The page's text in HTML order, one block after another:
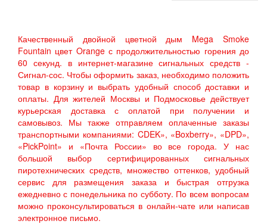
Качественный двойной цветной дым Mega Smoke
Fountain цвет Orange с продолжительностью горения до
60 секунд. в интернет-магазине сигнальных средств -
Сигнал-сос. Чтобы оформить заказ, необходимо положить
товар в корзину и выбрать удобный способ доставки и
оплаты. Для жителей Москвы и Подмосковье действует
курьерская доставка с оплатой при получении и
самовывоз. Мы также отправляем оплаченные заказы
транспортными компаниями: CDEK», «Boxberry», «DPD»,
«PickPoint» и «Почта России» во все города. У нас
большой выбор сертифицированных сигнальных
пиротехнических средств, множество оттенков, удобный
сервис для размещения заказа и быстрая отгрузка
ежедневно с понедельника по субботу. По всем вопросам
можно проконсультироваться в онлайн-чате или написав
электронное письмо.